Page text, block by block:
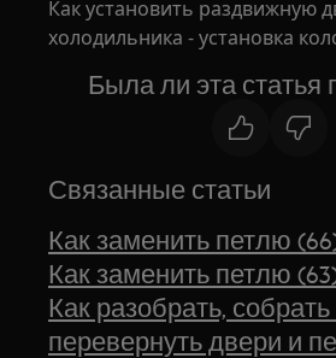
Как установить раздвижную
холодильника - установка
Была ли эта статья
Связанные статьи
Как заменить петлю
Как заменить петлю
Как разобрать, собрать
перевернуть двери и